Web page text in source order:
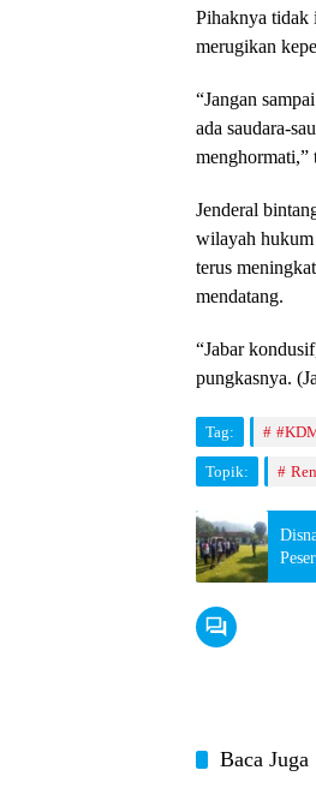
​Pihaknya tidak
merugikan
​“Jangan
ada saudara-
menghormati,”
​Jenderal
wilayah hukum
terus
mendatang.
​“Jabar
pungkasnya.
Tag:
Topik:
Baca Juga